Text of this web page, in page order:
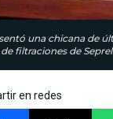
una chicana de
filtraciones de
en redes